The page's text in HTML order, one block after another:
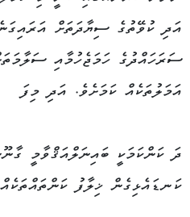
Email
Copy
Link
އަދި ކުވޭތުގެ ސިޔާދަތަށް
ސަރަހައްދުގެ ހަމަޖެހުމާއި
އަމަލުތަކެއް ކަމަށެވެ. އަދި މިފަ
ދަ ކަންކަމަކީ ބައިނަލްއަޤްވާމީ
ކަނޑައެޅިގެން ޚިލާފު